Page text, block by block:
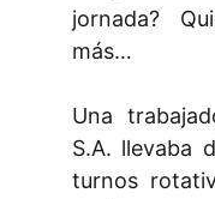
jornada?
más…
Una
S.A. llevaba
turnos